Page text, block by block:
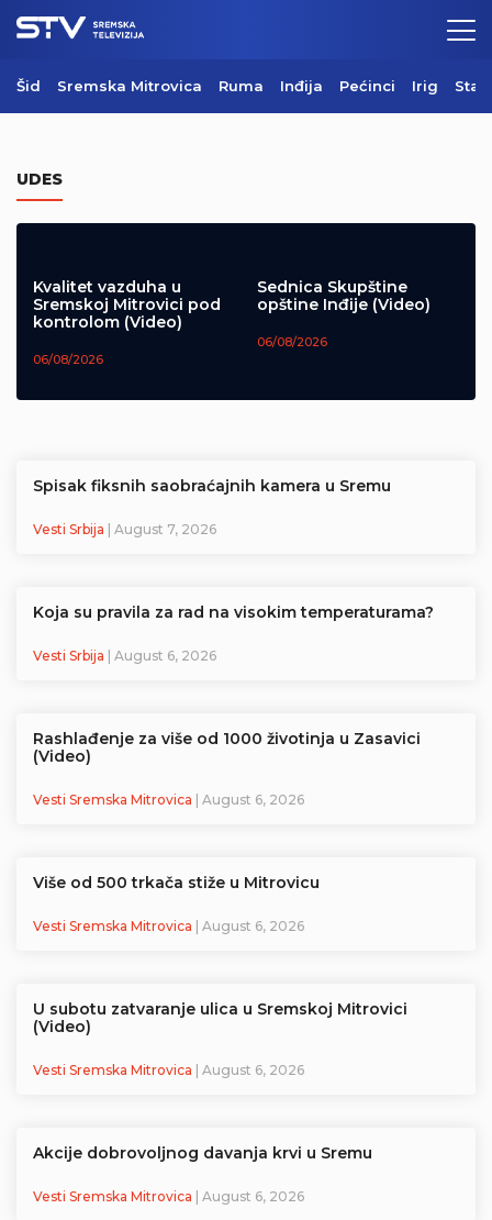
Šid Sremska Mitrovica Ruma Inđija Pećinci Irig
UDES
Kvalitet vazduha u
Sremskoj Mitrovici pod
kontrolom (Video)
06/08/2026
Sednica Skupštine
opštine Inđije (Video)
06/08/2026
Spisak fiksnih saobraćajnih kamera u Sremu
Vesti Srbija | August 7, 2026
Koja su pravila za rad na visokim temperaturama?
Vesti Srbija | August 6, 2026
Rashlađenje za više od 1000 životinja u Zasavici
(Video)
Vesti Sremska Mitrovica | August 6, 2026
Više od 500 trkača stiže u Mitrovicu
Vesti Sremska Mitrovica | August 6, 2026
U subotu zatvaranje ulica u Sremskoj Mitrovici
(Video)
Vesti Sremska Mitrovica | August 6, 2026
Akcije dobrovoljnog davanja krvi u Sremu
Vesti Sremska Mitrovica | August 6, 2026